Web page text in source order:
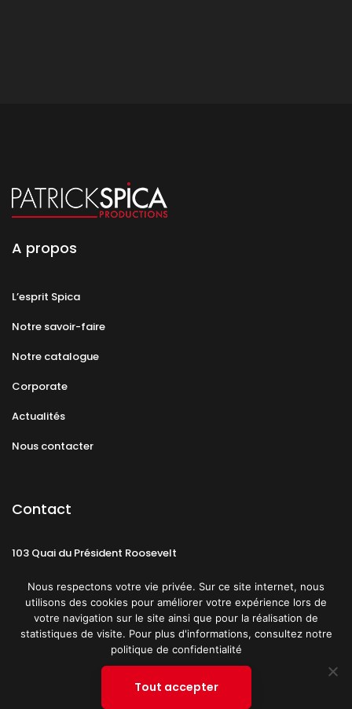
A propos
L’esprit Spica
Notre savoir-faire
Notre catalogue
Corporate
Actualités
Nous contacter
Contact
103 Quai du Président Roosevelt
CGU
Nous respectons votre vie privée. Sur ce site internet, nous
utilisons des cookies pour améliorer votre expérience lors de
votre navigation sur le site ainsi que pour la réalisation de
statistiques de visite. Pour plus d'informations, consultez notre
politique de confidentialité
Tout accepter